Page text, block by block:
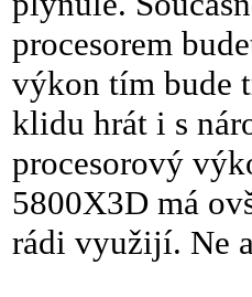
procesorem
výkon tím bude
klidu hrát i s
procesorový
5800X3D má
rádi využijí. Ne